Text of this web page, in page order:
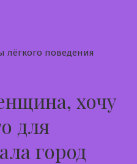
поведения
хочу
для
город